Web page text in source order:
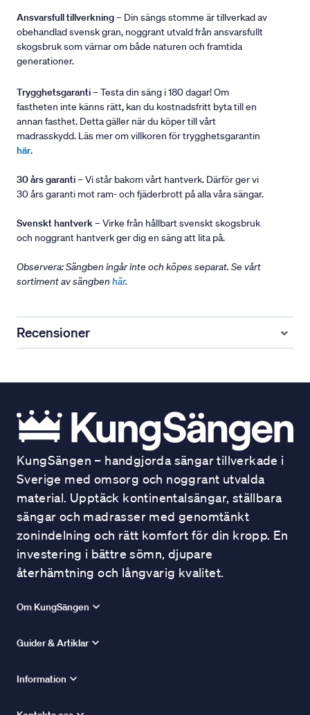
Ansvarsfull tillverkning– Din sängs stomme är tillverkad av
obehandlad svensk gran, noggrant utvald från ansvarsfullt
skogsbruk som värnar om både naturen och framtida
generationer.
Trygghetsgaranti– Testa din säng i 180 dagar! Om
fastheten inte känns rätt, kan du kostnadsfritt byta till en
annan fasthet. Detta gäller när du köper till vårt
madrasskydd. Läs mer om villkoren för trygghetsgarantin
här.
30 års garanti– Vi står bakom vårt hantverk. Därför ger vi
30 års garanti mot ram- och fjäderbrott på alla våra sängar.
Svenskt hantverk– Virke från hållbart svenskt skogsbruk
och noggrant hantverk ger dig en säng att lita på.
Observera: Sängben ingår inte och köpes separat. Se vårt
sortiment av sängben här.
Recensioner
KungSängen – handgjorda sängar tillverkade i
Sverige med omsorg och noggrant utvalda
material. Upptäck kontinentalsängar, ställbara
sängar och madrasser med genomtänkt
zonindelning och rätt komfort för din kropp. En
investering i bättre sömn, djupare
återhämtning och långvarig kvalitet.
Om KungSängen
Guider & Artiklar
Information